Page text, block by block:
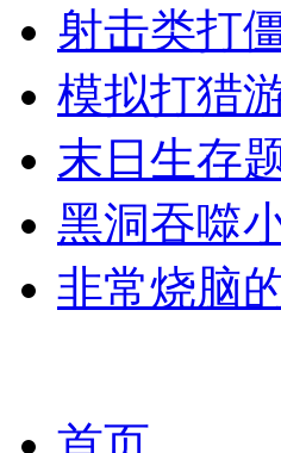
射击类打
模拟打猎
末日生存
黑洞吞噬
非常烧脑